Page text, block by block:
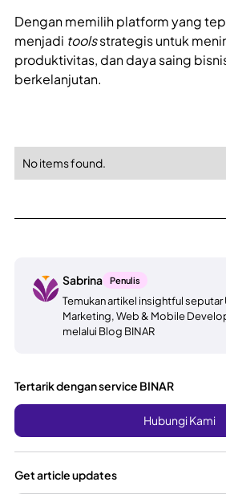
Dengan memilih platform yang
menjadi toolsstrategis untuk
produktivitas, dan daya saing
berkelanjutan.
No items found.
Sabrina Penulis
Temukan artikel insightful
Marketing, Web & Mobile
melalui Blog BINAR
Tertarik dengan service BINAR
Hubungi Kami
Get article updates